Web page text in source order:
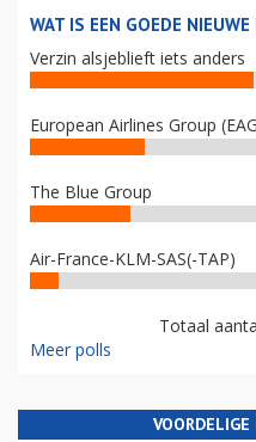
WAT IS EEN GOEDE
Verzin alsjeblieft iets anders
European Airlines Group
The Blue Group
Air-France-KLM-SAS(-TAP)
Totaal
Meer polls